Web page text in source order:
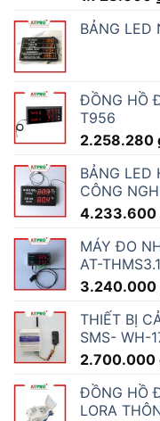
BẢNG LED
ĐỒNG HỒ
T956
2.258.280
BẢNG LED
CÔNG
4.233.600
MÁY ĐO
AT-THMS3.1
3.240.000
THIẾT BỊ
SMS- WH-
2.700.000
ĐỒNG HỒ
LORA